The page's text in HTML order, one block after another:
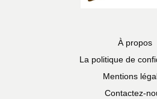
À propos
La politique de
Mentions
Contactez-